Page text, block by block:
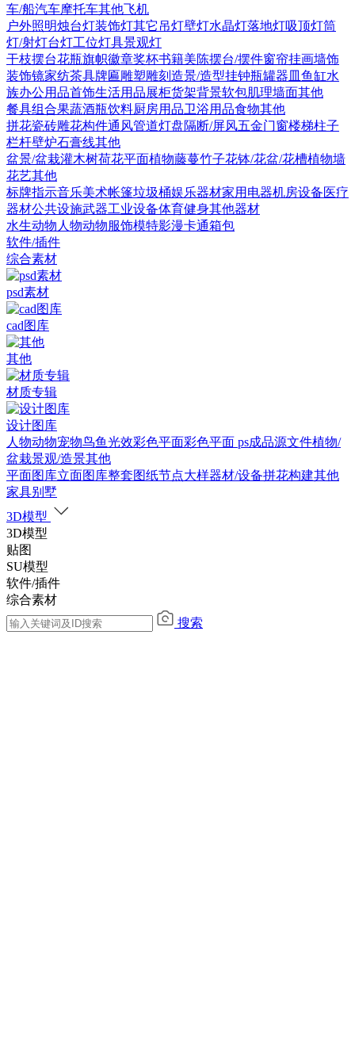
车/船汽车摩托车其他飞机
户外照明烛台灯装饰灯其它 吊灯壁灯水晶灯落地灯吸顶灯筒
灯/射灯台灯工位灯具景观灯
干枝摆台花瓶旗帜徽章奖杯书籍美陈摆台/摆件窗帘挂画墙饰
装饰镜家纺茶具牌匾雕塑雕刻 造景/造型挂钟瓶罐器皿 鱼缸水
族办公用品首饰生活用品展柜货架背景软包肌理墙面其他
餐具组合果蔬酒瓶饮料厨房用品卫浴用品食物其他
拼花瓷砖雕花构件通风管道灯盘隔断/屏风五金门窗楼梯柱子
栏杆壁炉石膏线其他
盆景/盆栽灌木树荷花平面植物藤蔓竹子花钵/花盆/花槽植物墙
花艺其他
标牌指示音乐美术帐篷垃圾桶娱乐器材家用电器机房设备医疗
器材公共设施武器工业设备体育健身其他器材
水生动物 人物动物服饰模特影漫卡通箱包
软件/插件
综合素材
psd素材
cad图库
其他
材质专辑
设计图库
人物动物宠物鸟鱼光效彩色平面彩色平面 ps成品源文件植物/
盆栽景观/造景其他
平面图库立面图库整套图纸节点大样器材/设备拼花构建其他
家具别墅
3D模型
3D模型
贴图
SU模型
软件/插件
综合素材
搜索